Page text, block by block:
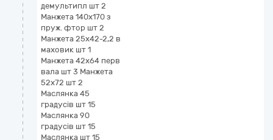
демультипл шт 2
Манжета 140х170 з
пруж. фтор шт 2
Манжета 25х42-2,2 в
маховик шт 1
Манжета 42х64 перв
вала шт 3 Манжета
52х72 шт 2
Маслянка 45
градусів шт 15
Маслянка 90
градусів шт 15
Маслянка шт 15